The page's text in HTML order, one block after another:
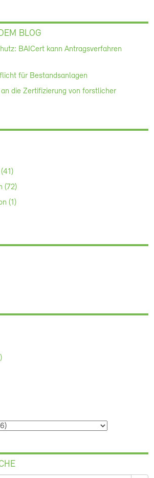
BLOG
BAICert kann Antragsverfahren
für Bestandsanlagen
die Zertifizierung von forstlicher
(72)
(1)